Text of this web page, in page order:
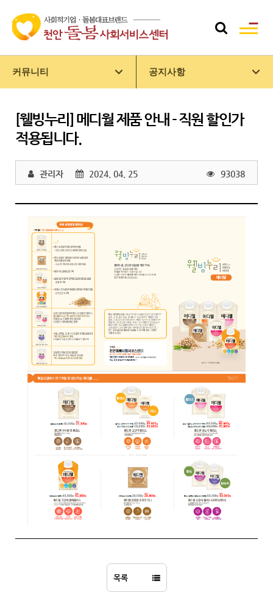
커뮤니티 공지사항
[웰빙누리] 메디월 제품 안내 - 직원 할인가
적용됩니다.
관리자 2024. 04. 25 93038
목록